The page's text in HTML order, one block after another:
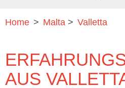
Home > Malta > Valletta
AUS